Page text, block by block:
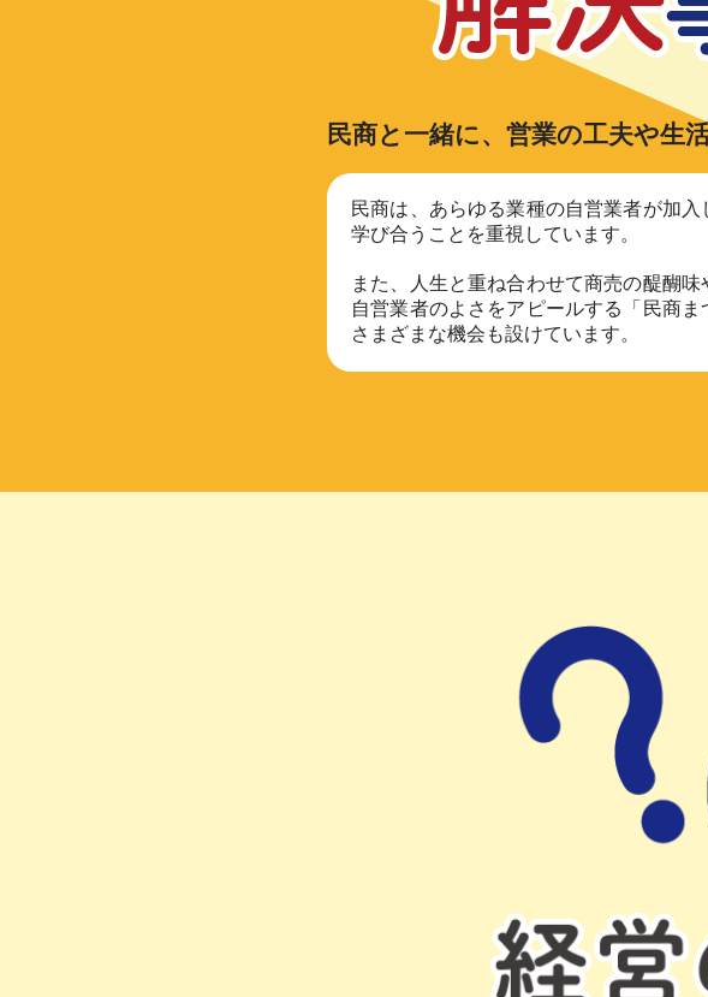
民商と一緒に、営業の工夫や生
民商は、あらゆる業種の自営業者が加
学び合うことを重視しています。
また、人生と重ね合わせて商売の醍醐
自営業者のよさをアピールする「民商
さまざまな機会も設けています。